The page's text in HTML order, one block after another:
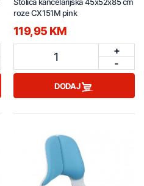
Stolica kancelarijska 45x52x85 cm
roze CX151M pink
119,95 KM
1
+
-
DODAJ